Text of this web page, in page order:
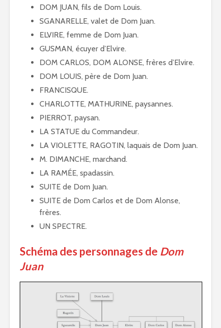
DOM JUAN, fils de Dom Louis.
SGANARELLE, valet de Dom Juan.
ELVIRE, femme de Dom Juan.
GUSMAN, écuyer d’Elvire.
DOM CARLOS, DOM ALONSE, frères d’Elvire.
DOM LOUIS, père de Dom Juan.
FRANCISQUE.
CHARLOTTE, MATHURINE, paysannes.
PIERROT, paysan.
LA STATUE du Commandeur.
LA VIOLETTE, RAGOTIN, laquais de Dom Juan.
M. DIMANCHE, marchand.
LA RAMÉE, spadassin.
SUITE de Dom Juan.
SUITE de Dom Carlos et de Dom Alonse,
frères.
UN SPECTRE.
Schéma des personnages de Dom
Juan